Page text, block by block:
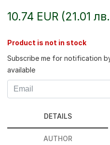
10.74 EUR (21.01
Product is not in stock
Subscribe me for notification
available
DETAILS
AUTHOR